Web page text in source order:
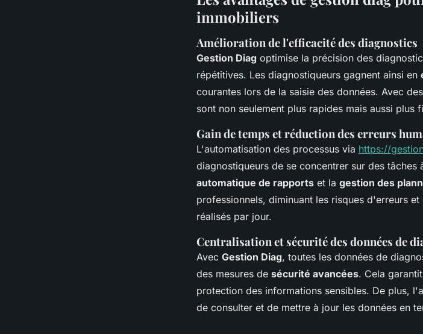
immobiliers
Amélioration de l'efficacité des diagnostics
Gestion Diag optimise la précision des
répétitives. Les diagnostiqueurs gagnent ainsi en
courantes lors de la saisie des données. Avec
sont non seulement plus rapides mais aussi plus
Gain de temps et réduction des erreurs
L'automatisation des processus via https://
diagnostiqueurs de se concentrer sur des tâches
automatique de rapports et la gestion des
professionnels, diminuant les risques d'erreurs
réalisés par jour.
Centralisation et sécurité des données de
Avec Gestion Diag, toutes les données de
des mesures de sécurité avancées. Cela
protection des informations sensibles. De plus,
de consulter et de mettre à jour les données en